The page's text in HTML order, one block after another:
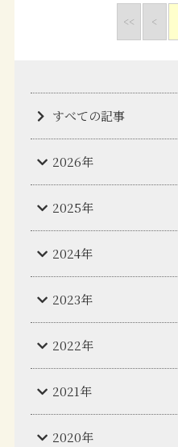
すべての記事
2026年
2025年
2024年
2023年
2022年
2021年
2020年
<< <